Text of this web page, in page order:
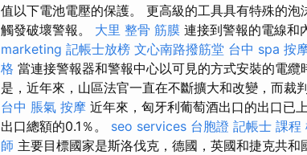
值以下電池電壓的保護。 更高級的工具具有特殊的
觸發破壞警報。 大里 整骨 筋膜 連接到警報的電線和
marketing 記帳士放榜 文心南路撥筋堂 台中 spa 按
格 當連接警報器和警報中心以可見的方式安裝的電
是，近年來，山區法官一直在不斷擴大和改變，而裁
台中 脹氣 按摩 近年來，匈牙利葡萄酒出口的出口已
出口總額的0.1％。 seo services 台胞證 記帳士 課程
師 主要目標國家是斯洛伐克，德國，英國和捷克共